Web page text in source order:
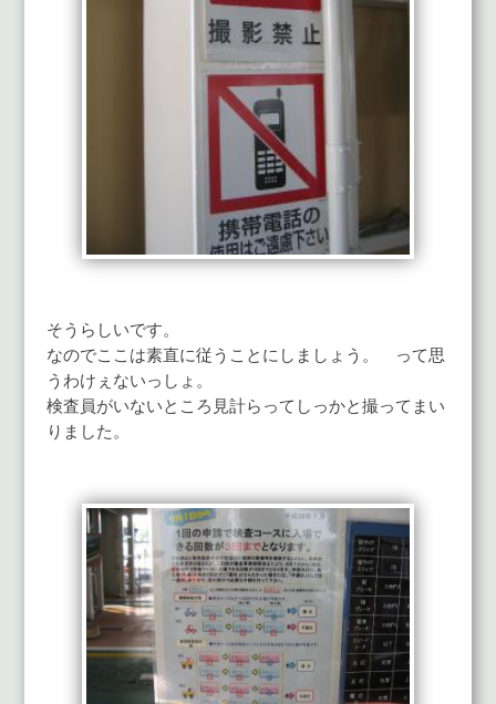
そうらしいです。
なのでここは素直に従うことにしましょう。 って思
うわけぇないっしょ。
検査員がいないところ見計らってしっかと撮ってまい
りました。